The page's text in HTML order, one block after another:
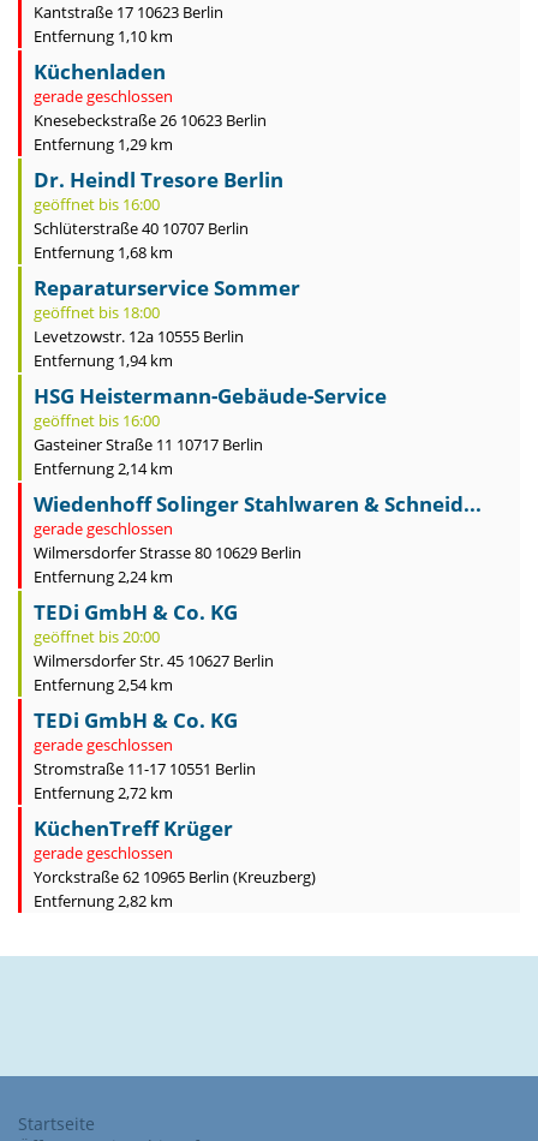
Kantstraße 17 10623 Berlin
Entfernung 1,10 km
Küchenladen
gerade geschlossen
Knesebeckstraße 26 10623 Berlin
Entfernung 1,29 km
Dr. Heindl Tresore Berlin
geöffnet bis 16:00
Schlüterstraße 40 10707 Berlin
Entfernung 1,68 km
Reparaturservice Sommer
geöffnet bis 18:00
Levetzowstr. 12a 10555 Berlin
Entfernung 1,94 km
HSG Heistermann-Gebäude-Service
geöffnet bis 16:00
Gasteiner Straße 11 10717 Berlin
Entfernung 2,14 km
Wiedenhoff Solinger Stahlwaren & Schneid...
gerade geschlossen
Wilmersdorfer Strasse 80 10629 Berlin
Entfernung 2,24 km
TEDi GmbH & Co. KG
geöffnet bis 20:00
Wilmersdorfer Str. 45 10627 Berlin
Entfernung 2,54 km
TEDi GmbH & Co. KG
gerade geschlossen
Stromstraße 11-17 10551 Berlin
Entfernung 2,72 km
KüchenTreff Krüger
gerade geschlossen
Yorckstraße 62 10965 Berlin (Kreuzberg)
Entfernung 2,82 km
Startseite